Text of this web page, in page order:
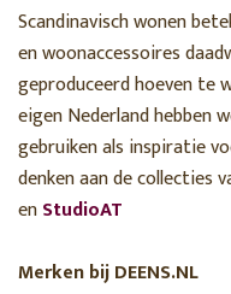
Scandinavisch wonen
en woonaccessoires
geproduceerd hoeven te
eigen Nederland hebben
gebruiken als inspiratie
denken aan de collecties
enStudioAT
Merken bij DEENS.NL